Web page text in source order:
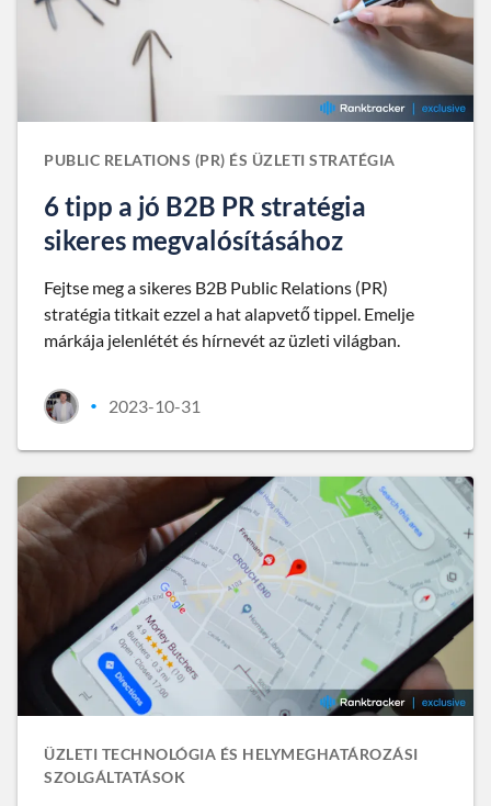
PUBLIC RELATIONS (PR) ÉS ÜZLETI STRATÉGIA
6 tipp a jó B2B PR stratégia
sikeres megvalósításához
Fejtse meg a sikeres B2B Public Relations (PR)
stratégia titkait ezzel a hat alapvető tippel. Emelje
márkája jelenlétét és hírnevét az üzleti világban.
• 2023-10-31
ÜZLETI TECHNOLÓGIA ÉS HELYMEGHATÁROZÁSI
SZOLGÁLTATÁSOK